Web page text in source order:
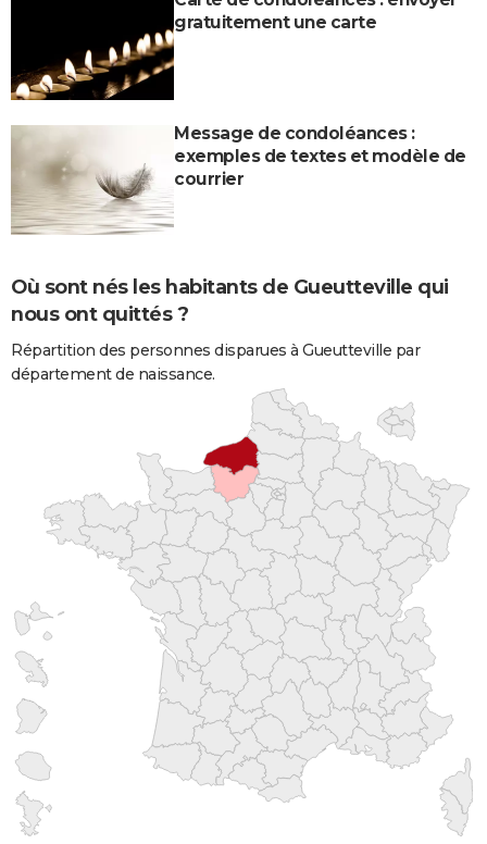
gratuitement une carte
Message de condoléances :
exemples de textes et modèle de
courrier
Où sont nés les habitants de Gueutteville qui
nous ont quittés ?
Répartition des personnes disparues à Gueutteville par
département de naissance.